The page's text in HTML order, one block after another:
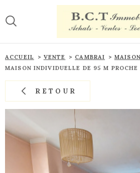
au
menu
au
contenu
ACCUEIL VENTE CAMBRAI MAISON
MAISON INDIVIDUELLE DE 95 M PROCHE
RETOUR